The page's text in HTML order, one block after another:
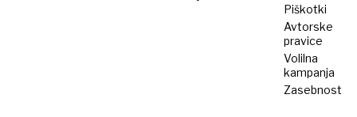
Piškotki
Avtorske
pravice
Volilna
kampanja
Zasebnost